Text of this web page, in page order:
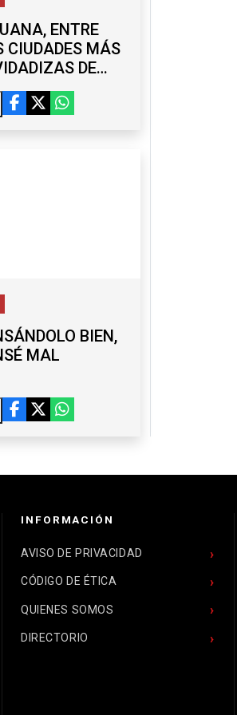
ENTRE
CIUDADES MÁS
DE
ENTRA AL
5 DE OBJETOS
BIEN,
MAL
INFORMACIÓN
AVISO DE PRIVACIDAD
CÓDIGO DE ÉTICA
QUIENES SOMOS
DIRECTORIO